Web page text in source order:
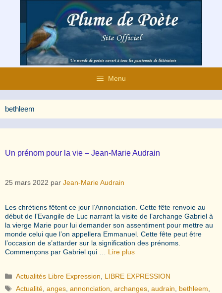
contenu
Menu
bethleem
Un prénom pour la vie – Jean-Marie Audrain
25 mars 2022 par Jean-Marie Audrain
Les chrétiens fêtent ce jour l’Annonciation. Cette fête renvoie au
début de l’Evangile de Luc narrant la visite de l’archange Gabriel à
la vierge Marie pour lui demander son assentiment pour mettre au
monde celui que l’on appellera Emmanuel. Cette fête peut être
l’occasion de s’attarder sur la signification des prénoms.
Commençons par Gabriel qui … Lire plus
Catégories
Actualités Libre Expression
LIBRE EXPRESSION
Étiquettes
Actualité ,anges ,annonciation ,archanges ,audrain bethleem